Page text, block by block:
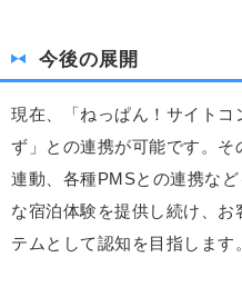
今後の展開
現在、「ねっぱん！サイトコ
ず」との連携が可能です。
連動、各種PMSとの連携な
な宿泊体験を提供し続け、
テムとして認知を目指します。